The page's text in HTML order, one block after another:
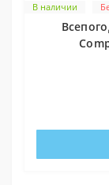
В наличии